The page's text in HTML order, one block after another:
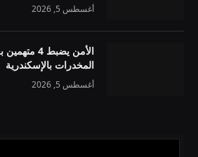
أغسطس 5, 2026
الأمن يضبط
المخدرات بالإسكندرية
أغسطس 5, 2026